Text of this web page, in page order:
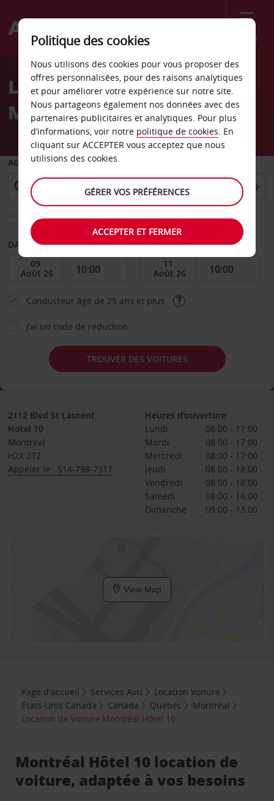
Menu
Welcome
AvisLocation de voiture
Montréal Hôtel 10
AGENCE DE DÉPART
Sélectionnez une autre agence de retour
DATE DE DÉBUT DATE DE FIN
Conducteur âgé de 25 ans et plus
J’ai un code de réduction
TROUVER DES VOITURES
2112 Blvd St Laurent
Hotel 10
Montreal
H2X 2T2
Appeler le : 514-798-7317
Heures d'ouverture
Lundi
08:00 - 17:00
Mardi
08:00 - 17:00
Mercredi
08:00 - 17:00
Jeudi
08:00 - 18:00
Vendredi
08:00 - 18:00
Samedi
08:00 - 16:00
Dimanche
09:00 - 13:00
View Map
Page d'accueil Services Avis
Location Voiture
États-Unis Canada
Canada Québec
Montréal
Location de voiture Montréal Hôtel 10
Montréal Hôtel 10 location de
voiture, adaptée à vos besoins
Politique des cookies
Nous utilisons des cookies pour vous proposer des
offres personnalisées, pour des raisons analytiques
et pour améliorer votre expérience sur notre site.
Nous partageons également nos données avec des
partenaires publicitaires et analytiques. Pour plus
d’informations, voir notre politique de cookies. En
cliquant sur ACCEPTER vous acceptez que nous
utilisions des cookies.
GÉRER VOS PRÉFÉRENCES
ACCEPTER ET FERMER